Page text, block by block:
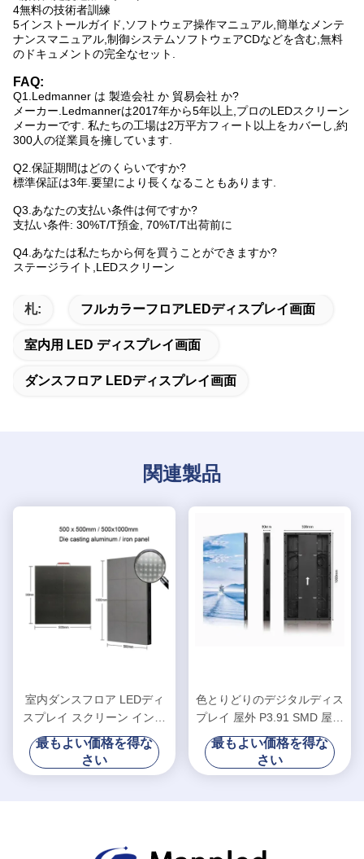
4無料の技術者訓練
5インストールガイド,ソフトウェア操作マニュアル,簡単なメンテ
ナンスマニュアル,制御システムソフトウェアCDなどを含む,無料
のドキュメントの完全なセット.
FAQ:
Q1.Ledmanner は 製造会社 か 貿易会社 か?
メーカー.Ledmannerは2017年から5年以上,プロのLEDスクリーン
メーカーです. 私たちの工場は2万平方フィート以上をカバーし,約
300人の従業員を擁しています.
Q2.保証期間はどのくらいですか?
標準保証は3年.要望により長くなることもあります.
Q3.あなたの支払い条件は何ですか?
支払い条件: 30%T/T預金, 70%T/T出荷前に
Q4.あなたは私たちから何を買うことができますか?
ステージライト,LEDスクリーン
札: フルカラーフロアLEDディスプレイ画面
室内用 LED ディスプレイ画面
ダンスフロア LEDディスプレイ画面
関連製品
室内ダンスフロア LEDディ
スプレイ スクリーン インテ
リジェント インタラクティ
ブ P391
最もよい価格を得な
さい
色とりどりのデジタルディス
プレイ 屋外 P3.91 SMD 屋内
ディスコ パーティー
最もよい価格を得な
さい